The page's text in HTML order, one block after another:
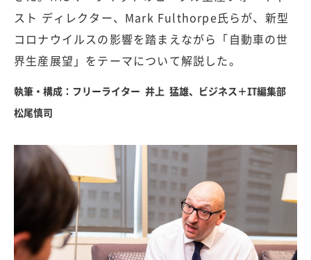
スト ディレクター、Mark Fulthorpe氏らが、新型
コロナウイルスの影響を踏まえながら「自動車の世
界生産展望」をテーマについて解説した。
執筆・構成：フリーライター 井上 猛雄、ビジネス＋IT編集部
松尾慎司